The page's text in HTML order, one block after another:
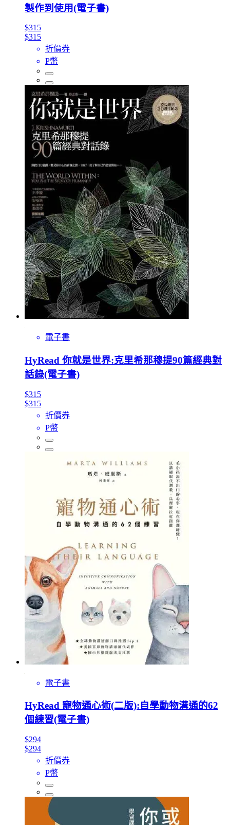
製作到使用(電子書)
$315
$315
折價券
P幣
電子書
HyRead 你就是世界:克里希那穆提90篇經典對
話錄(電子書)
$315
$315
折價券
P幣
電子書
HyRead 寵物通心術(二版):自學動物溝通的62
個練習(電子書)
$294
$294
折價券
P幣